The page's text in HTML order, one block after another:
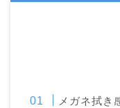
メガネ拭き